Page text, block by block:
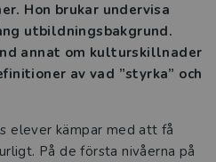
Hon brukar undervisa
utbildningsbakgrund.
annat om kulturskillnader
av vad ”styrka” och
elever kämpar med att få
På de första nivåerna på